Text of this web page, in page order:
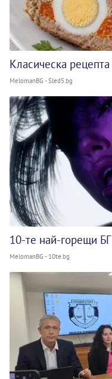
Класическа
MelomanBG - Sled5.bg
10-те най-горещи
MelomanBG - 10te.bg